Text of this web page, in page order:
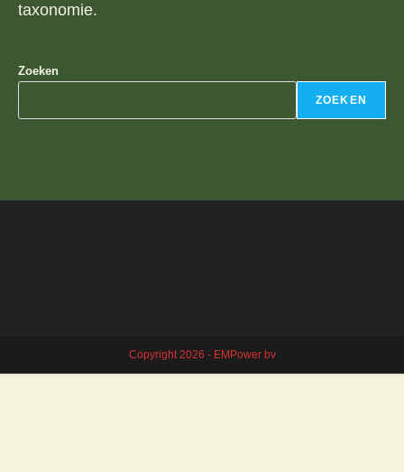
taxonomie.
Zoeken
ZOEKEN
Copyright 2026 - EMPower bv